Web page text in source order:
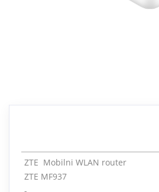
ZTE Mobilni WLAN router
ZTE MF937